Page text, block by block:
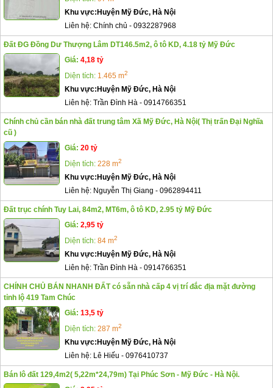
Khu vực: Huyện Mỹ Đức, Hà Nội
Liên hệ: Chính chủ - 0932287968
Đất ĐG Đồng Dư Thượng Lâm DT146.5m2, ô tô KD, 4.18 tỷ Mỹ Đức
Giá: 4,18 tỷ
Diện tích: 1.465 m2
Khu vực: Huyện Mỹ Đức, Hà Nội
Liên hệ: Trần Đình Hà - 0914766351
Chính chủ cần bán nhà đất trung tâm Xã Mỹ Đức, Hà Nội( Thị trấn Đại Nghĩa
cũ )
Giá: 20 tỷ
Diện tích: 228 m2
Khu vực: Huyện Mỹ Đức, Hà Nội
Liên hệ: Nguyễn Thị Giang - 0962894411
Đất trục chính Tuy Lai, 84m2, MT6m, ô tô KD, 2.95 tỷ Mỹ Đức
Giá: 2,95 tỷ
Diện tích: 84 m2
Khu vực: Huyện Mỹ Đức, Hà Nội
Liên hệ: Trần Đình Hà - 0914766351
CHÍNH CHỦ BÁN NHANH ĐẤT có sẵn nhà cấp 4 vị trí đắc địa mặt đường
tỉnh lộ 419 Tam Chúc
Giá: 13,5 tỷ
Diện tích: 287 m2
Khu vực: Huyện Mỹ Đức, Hà Nội
Liên hệ: Lê Hiếu - 0976410737
Bán lô đất 129,4m2( 5,22m*24,79m) Tại Phúc Sơn - Mỹ Đức - Hà Nội.